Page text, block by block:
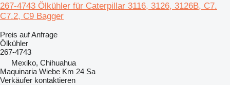
267-4743 Ölkühler für Caterpillar 3116, 3126, 3126B, C7.
C7.2, C9 Bagger
Preis auf Anfrage
Ölkühler
267-4743
Mexiko, Chihuahua
Maquinaria Wiebe Km 24 Sa
Verkäufer kontaktieren